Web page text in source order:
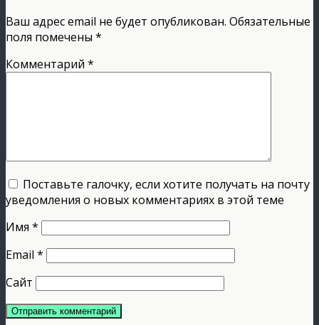
Ваш адрес email не будет опубликован. Обязательные
поля помечены *
Комментарий *
Поставьте галочку, если хотите получать на почту
уведомления о новых комментариях в этой теме
Имя *
Email *
Сайт